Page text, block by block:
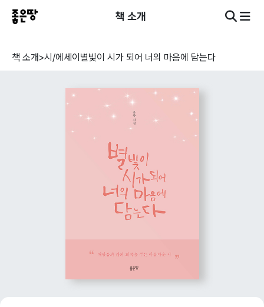
책 소개
책 소개>시/에세이 별빛이 시가 되어 너의 마음에 담는다